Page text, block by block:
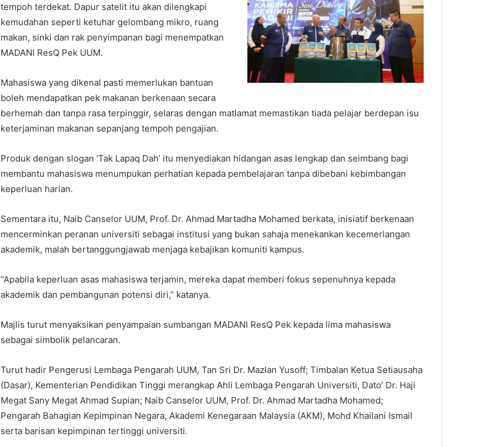
tempoh terdekat. Dapur satelit itu akan dilengkapi
kemudahan seperti ketuhar gelombang mikro, ruang
makan, sinki dan rak penyimpanan bagi menempatkan
MADANI ResQ Pek UUM.
Mahasiswa yang dikenal pasti memerlukan bantuan
boleh mendapatkan pek makanan berkenaan secara
berhemah dan tanpa rasa terpinggir, selaras dengan matlamat memastikan tiada pelajar berdepan isu
keterjaminan makanan sepanjang tempoh pengajian.
Produk dengan slogan ‘Tak Lapaq Dah’ itu menyediakan hidangan asas lengkap dan seimbang bagi
membantu mahasiswa menumpukan perhatian kepada pembelajaran tanpa dibebani kebimbangan
keperluan harian.
Sementara itu, Naib Canselor UUM, Prof. Dr. Ahmad Martadha Mohamed berkata, inisiatif berkenaan
mencerminkan peranan universiti sebagai institusi yang bukan sahaja menekankan kecemerlangan
akademik, malah bertanggungjawab menjaga kebajikan komuniti kampus.
“Apabila keperluan asas mahasiswa terjamin, mereka dapat memberi fokus sepenuhnya kepada
akademik dan pembangunan potensi diri,” katanya.
Majlis turut menyaksikan penyampaian sumbangan MADANI ResQ Pek kepada lima mahasiswa
sebagai simbolik pelancaran.
Turut hadir Pengerusi Lembaga Pengarah UUM, Tan Sri Dr. Mazlan Yusoff; Timbalan Ketua Setiausaha
(Dasar), Kementerian Pendidikan Tinggi merangkap Ahli Lembaga Pengarah Universiti, Dato’ Dr. Haji
Megat Sany Megat Ahmad Supian; Naib Canselor UUM, Prof. Dr. Ahmad Martadha Mohamed;
Pengarah Bahagian Kepimpinan Negara, Akademi Kenegaraan Malaysia (AKM), Mohd Khailani Ismail
serta barisan kepimpinan tertinggi universiti.